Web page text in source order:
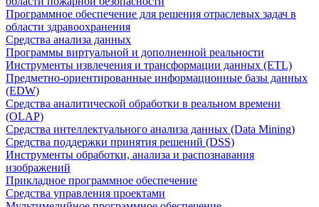
Программное обеспечение для решения отраслевых задач в
области здравоохранения
Средства анализа данных
Программы виртуальной и дополненной реальности
Инструменты извлечения и трансформации данных (ETL)
Предметно-ориентированные информационные базы данных
(EDW)
Средства аналитической обработки в реальном времени
(OLAP)
Средства интеллектуального анализа данных (Data Mining)
Средства поддержки принятия решений (DSS)
Инструменты обработки, анализа и распознавания
изображений
Прикладное программное обеспечение
Средства управления проектами